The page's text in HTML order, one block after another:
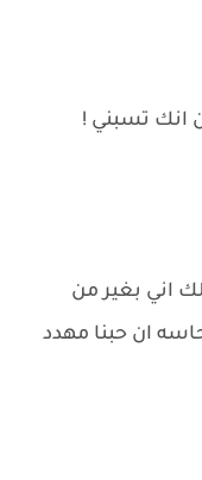
انك تسبني !
اني بغير من
ان حبنا مهدد